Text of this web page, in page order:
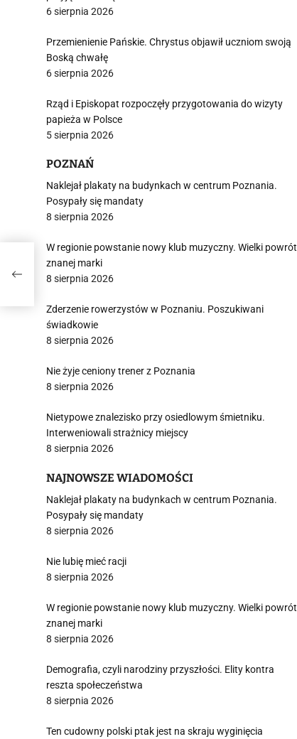
6 sierpnia 2026
Przemienienie Pańskie. Chrystus objawił uczniom swoją
Boską chwałę
6 sierpnia 2026
Rząd i Episkopat rozpoczęły przygotowania do wizyty
papieża w Polsce
5 sierpnia 2026
POZNAŃ
Naklejał plakaty na budynkach w centrum Poznania.
Posypały się mandaty
8 sierpnia 2026
W regionie powstanie nowy klub muzyczny. Wielki powrót
znanej marki
8 sierpnia 2026
Zderzenie rowerzystów w Poznaniu. Poszukiwani
świadkowie
8 sierpnia 2026
Nie żyje ceniony trener z Poznania
8 sierpnia 2026
Nietypowe znalezisko przy osiedlowym śmietniku.
Interweniowali strażnicy miejscy
8 sierpnia 2026
NAJNOWSZE WIADOMOŚCI
Naklejał plakaty na budynkach w centrum Poznania.
Posypały się mandaty
8 sierpnia 2026
Nie lubię mieć racji
8 sierpnia 2026
W regionie powstanie nowy klub muzyczny. Wielki powrót
znanej marki
8 sierpnia 2026
Demografia, czyli narodziny przyszłości. Elity kontra
reszta społeczeństwa
8 sierpnia 2026
Ten cudowny polski ptak jest na skraju wyginięcia